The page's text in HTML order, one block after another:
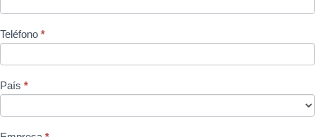
Teléfono *
País *